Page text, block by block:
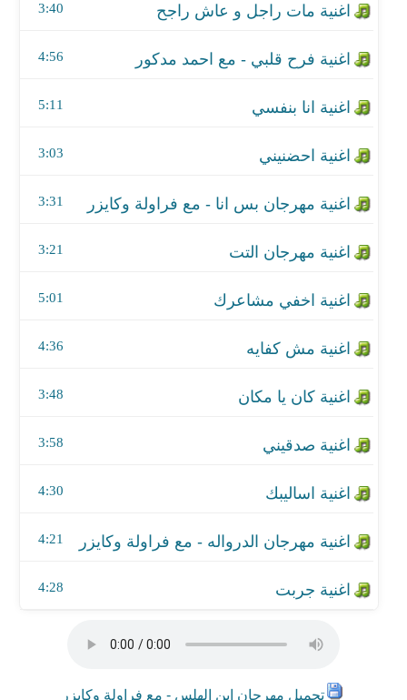
3:40
4:56
5:11
3:03
اغنية مهرجان بس انا - مع فراولة وكايزر
3:31
اغنية مهرجان التت
3:21
5:01
4:36
3:48
اغنية صدقيني
3:58
اغنية اساليبك
4:30
اغنية مهرجان الدرواله - مع فراولة وكايزر
4:21
4:28
تحميل مهرجان ابن الهلس - مع فراولة وكايزر